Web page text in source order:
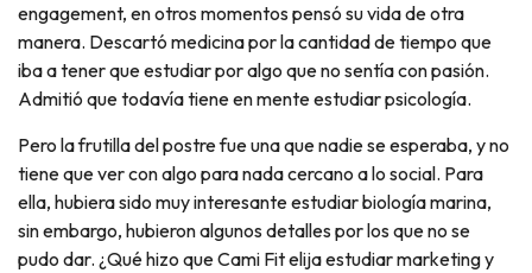
engagement, en otros momentos pensó su vida de otra
manera. Descartó medicina por la cantidad de tiempo que
iba a tener que estudiar por algo que no sentía con pasión.
Admitió que todavía tiene en mente estudiar psicología.
Pero la frutilla del postre fue una que nadie se esperaba, y no
tiene que ver con algo para nada cercano a lo social. Para
ella, hubiera sido muy interesante estudiar biología marina,
sin embargo, hubieron algunos detalles por los que no se
pudo dar. ¿Qué hizo que Cami Fit elija estudiar marketing y